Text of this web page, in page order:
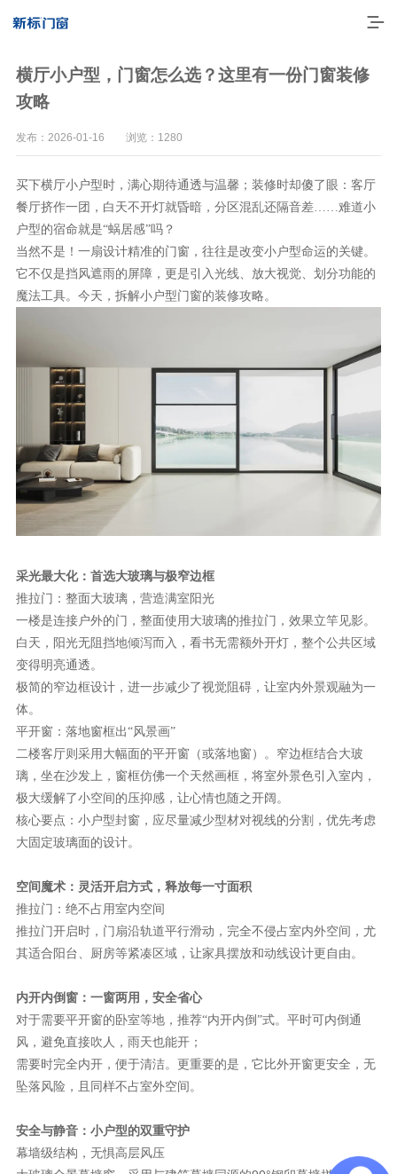
走进新标
门窗实力派
理想生活
新视界
新标赋能中心
加盟合作
品牌资讯
新标铝业
横厅小户型，门窗怎么选？这里有一份门窗装修
攻略
发布：2026-01-16 浏览：1280
买下横厅小户型时，满心期待通透与温馨； 装修时却傻了眼：客厅
餐厅挤作一团，白天不开灯就昏暗，分区混乱还隔音差……难道小
户型的宿命就是“蜗居感”吗？
当然不是！一扇设计精准的门窗，往往是改变小户型命运的关键。
它不仅是挡风遮雨的屏障，更是引入光线、放大视觉、划分功能的
魔法工具。今天，拆解小户型门窗的装修攻略。
采光最大化：首选大玻璃与极窄边框
推拉门：整面大玻璃，营造满室阳光
一楼是连接户外的门，整面使用大玻璃的推拉门，效果立竿见影。
白天，阳光无阻挡地倾泻而入，看书无需额外开灯，整个公共区域
变得明亮通透。
极简的窄边框设计，进一步减少了视觉阻碍，让室内外景观融为一
体。
平开窗：落地窗框出“风景画”
二楼客厅则采用大幅面的平开窗（或落地窗）。窄边框结合大玻
璃，坐在沙发上，窗框仿佛一个天然画框，将室外景色引入室内，
极大缓解了小空间的压抑感，让心情也随之开阔。
核心要点：小户型封窗，应尽量减少型材对视线的分割，优先考虑
大固定玻璃面的设计。
空间魔术：灵活开启方式，释放每一寸面积
推拉门：绝不占用室内空间
推拉门开启时，门扇沿轨道平行滑动，完全不侵占室内外空间，尤
其适合阳台、厨房等紧凑区域，让家具摆放和动线设计更自由。
内开内倒窗：一窗两用，安全省心
对于需要平开窗的卧室等地，推荐“内开内倒”式。平时可内倒通
风，避免直接吹人，雨天也能开；
需要时完全内开，便于清洁。更重要的是，它比外开窗更安全，无
坠落风险，且同样不占室外空间。
安全与静音：小户型的双重守护
幕墙级结构，无惧高层风压